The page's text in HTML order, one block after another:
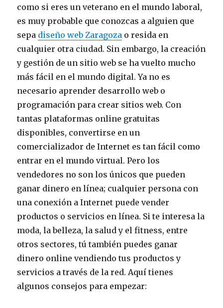
como si eres un veterano en el mundo laboral,
es muy probable que conozcas a alguien que
sepa diseño web Zaragoza o resida en
cualquier otra ciudad. Sin embargo, la creación
y gestión de un sitio web se ha vuelto mucho
más fácil en el mundo digital. Ya no es
necesario aprender desarrollo web o
programación para crear sitios web. Con
tantas plataformas online gratuitas
disponibles, convertirse en un
comercializador de Internet es tan fácil como
entrar en el mundo virtual. Pero los
vendedores no son los únicos que pueden
ganar dinero en línea; cualquier persona con
una conexión a Internet puede vender
productos o servicios en línea. Si te interesa la
moda, la belleza, la salud y el fitness, entre
otros sectores, tú también puedes ganar
dinero online vendiendo tus productos y
servicios a través de la red. Aquí tienes
algunos consejos para empezar: